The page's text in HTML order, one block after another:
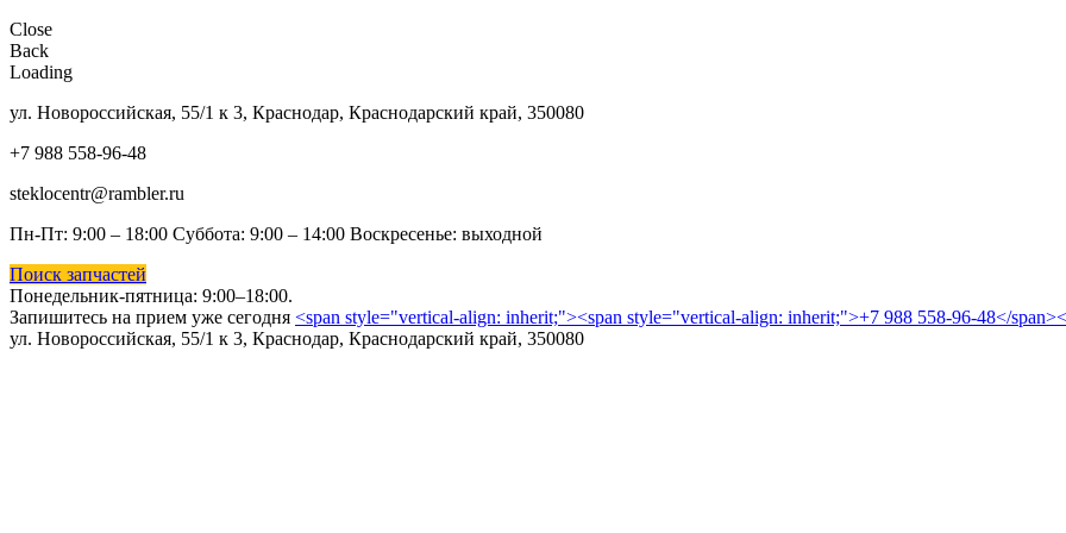
Close
Back
Loading
ул. Новороссийская, 55/1 к 3, Краснодар, Краснодарский край, 350080
+7 988 558-96-48
steklocentr@rambler.ru
Пн-Пт: 9:00 – 18:00 Суббота: 9:00 – 14:00 Воскресенье: выходной
Поиск запчастей
Понедельник-пятница: 9:00–18:00.
Запишитесь на прием уже сегодня <span style="vertical-align: inherit;"><span style="vertical-align: inherit;">+7 988 558-96-48</
ул. Новороссийская, 55/1 к 3, Краснодар, Краснодарский край, 350080